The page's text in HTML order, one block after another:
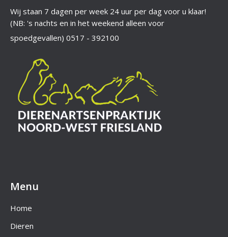
Wij staan 7 dagen per week 24 uur per dag voor u klaar!
(NB: 's nachts en in het weekend alleen voor
spoedgevallen) 0517 - 392100
Menu
Home
Dieren